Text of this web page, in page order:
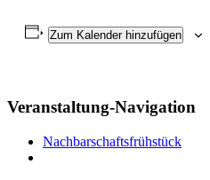
Zum Kalender hinzufügen
Veranstaltung-Navigation
Nachbarschafts­frühstück